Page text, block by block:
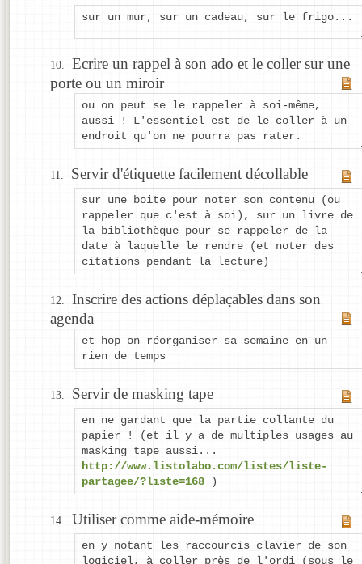
sur un mur, sur un cadeau, sur le frigo...
Ecrire un rappel à son ado et le coller sur une
porte ou un miroir
ou on peut se le rappeler à soi-même,
aussi ! L'essentiel est de le coller à un
endroit qu'on ne pourra pas rater.
Servir d'étiquette facilement décollable
sur une boite pour noter son contenu (ou
rappeler que c'est à soi), sur un livre de
la bibliothèque pour se rappeler de la
date à laquelle le rendre (et noter des
citations pendant la lecture)
Inscrire des actions déplaçables dans son
agenda
et hop on réorganiser sa semaine en un
rien de temps
Servir de masking tape
en ne gardant que la partie collante du
papier ! (et il y a de multiples usages au
masking tape aussi...
http://www.listolabo.com/listes/liste-
partagee/?liste=168 )
Utiliser comme aide-mémoire
en y notant les raccourcis clavier de son
logiciel, à coller près de l'ordi (sous le